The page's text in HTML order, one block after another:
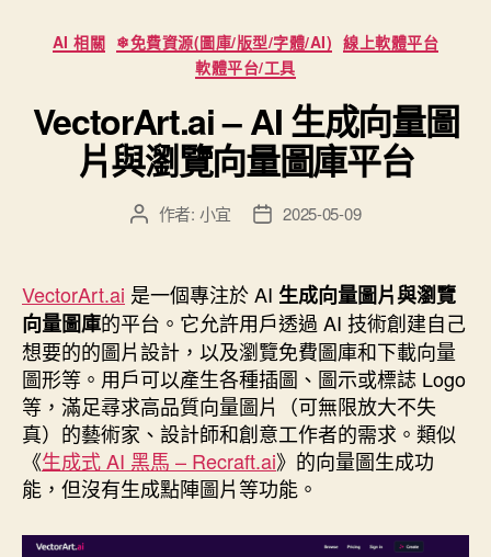
量
的
網
站
與
軟
片
可
無
限
放
大，
不
解
分
類
AI 相關 ❄免費資源(圖庫/版型/字體/AI) 線上軟體平台
軟體平台/工具
VectorArt.ai – AI 生成向量圖
片與瀏覽向量圖庫平台
文
者
作者: 小宜
文
佈
日
期
2025-05-09
VectorArt.ai 是一個專注於 AI 生成向量圖片與瀏覽
向量圖庫的平台。它允許用戶透過 AI 技術創建自己
想要的的圖片設計，以及瀏覽免費圖庫和下載向量
圖形等。用戶可以產生各種插圖、圖示或標誌 Logo
等，滿足尋求高品質向量圖片（可無限放大不失
真）的藝術家、設計師和創意工作者的需求。類似
《生成式 AI 黑馬 – Recraft.ai》的向量圖生成功
能，但沒有生成點陣圖片等功能。